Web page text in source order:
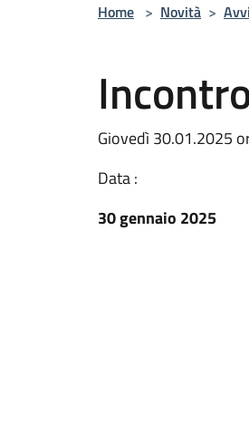
Home > Novità >
Giovedì 30.01.2025
Data :
30 gennaio 2025